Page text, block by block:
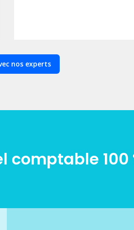
nos experts
100